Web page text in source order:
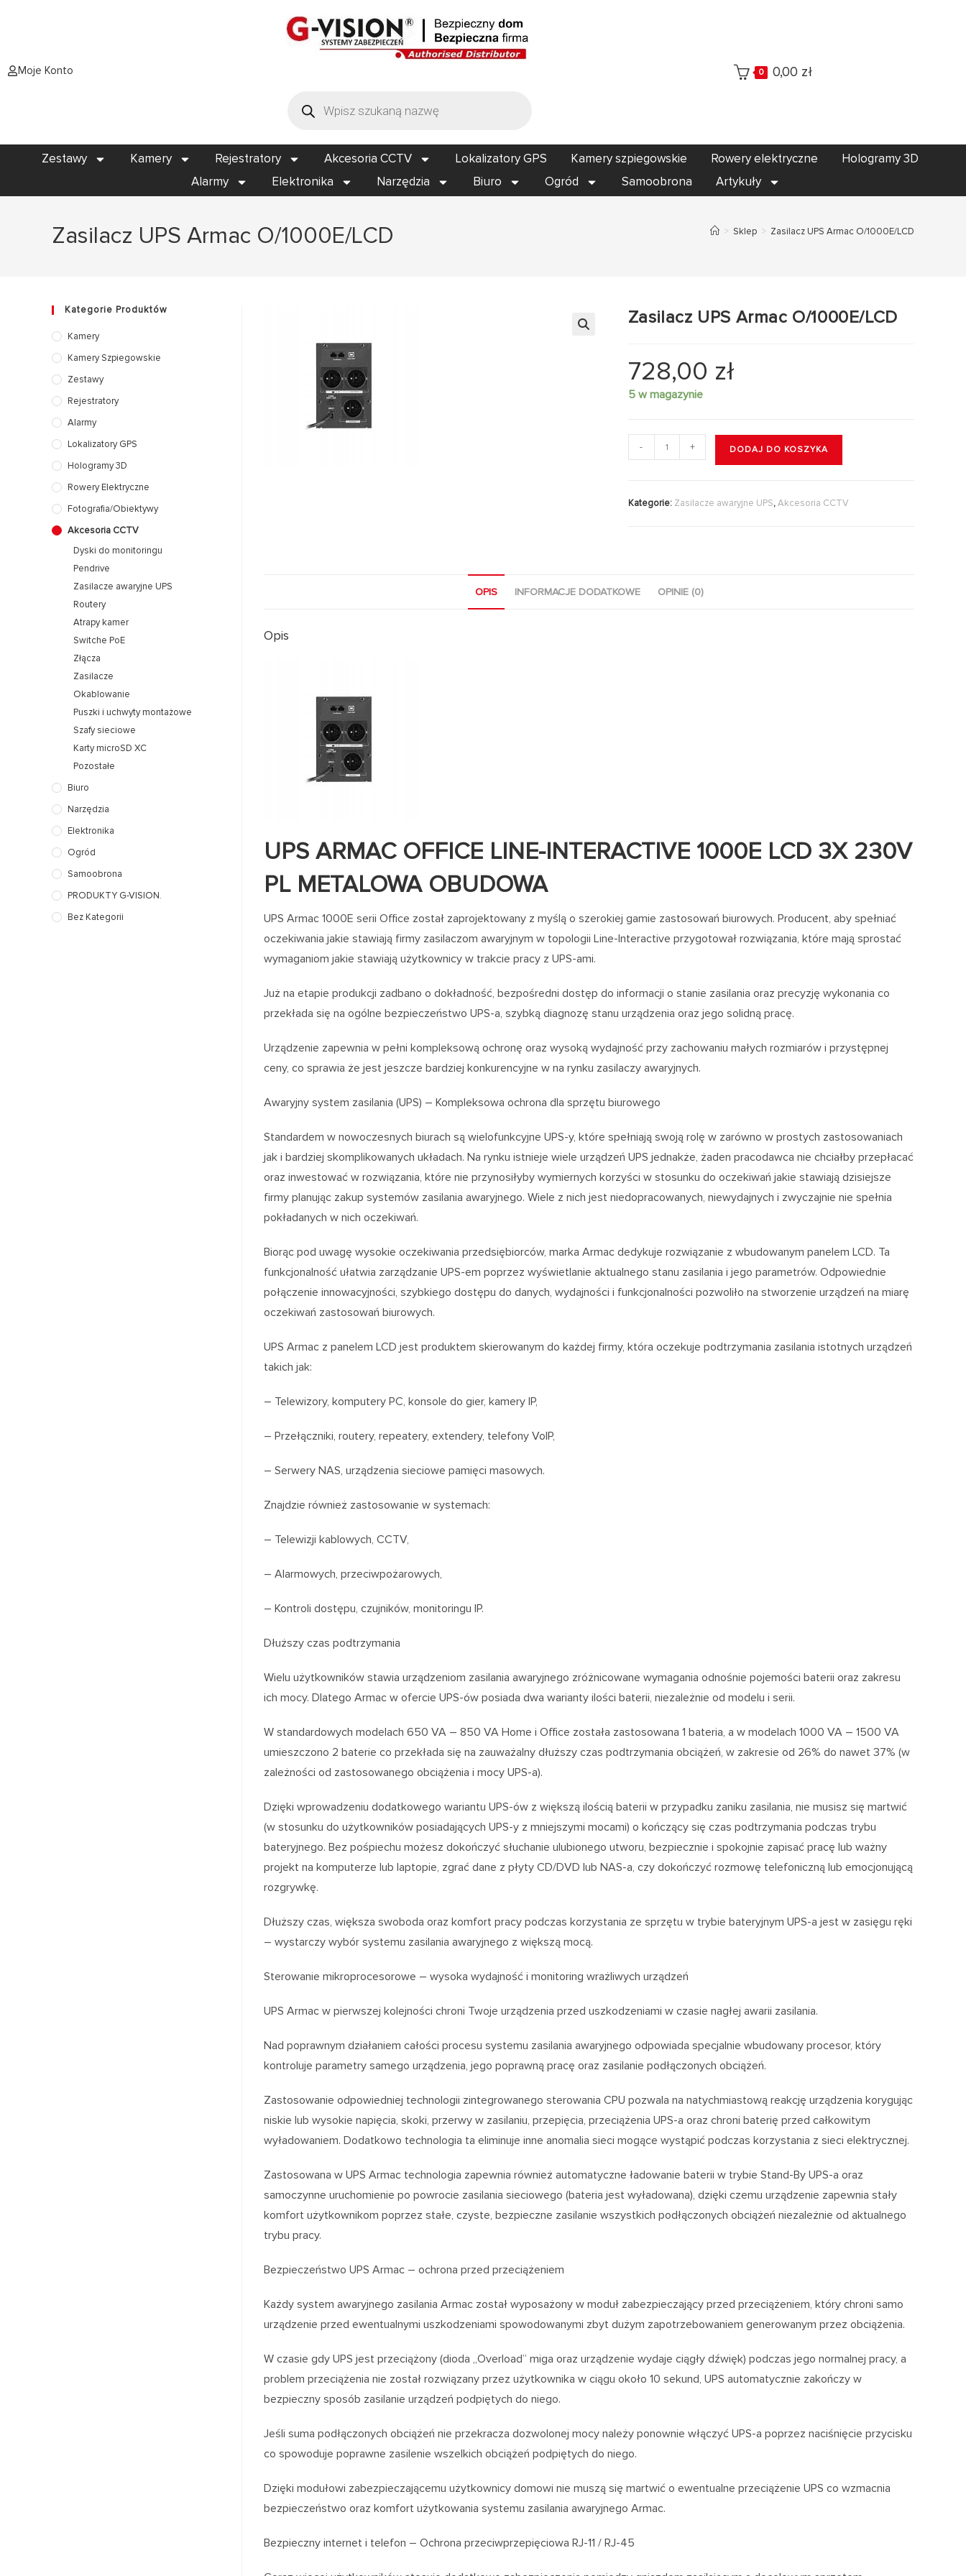
Moje Konto 0 0,00 zł
Zestawy Kamery Rejestratory Akcesoria CCTV Lokalizatory GPS Kamery szpiegowskie Rowery elektryczne
Hologramy 3D
Alarmy
Elektronika Narzędzia Biuro Ogród Samoobrona Artykuły
Zasilacz UPS Armac O/1000E/LCD > Sklep > Zasilacz UPS Armac O/1000E/LCD
Zasilacz UPS Armac O/1000E/LCD
728,00 zł
5 w magazynie
- + DODAJ DO KOSZYKA
Kategorie: Zasilacze awaryjne UPS,Akcesoria CCTV
OPIS INFORMACJE DODATKOWE OPINIE (0)
Opis
UPS ARMAC OFFICE LINE-INTERACTIVE 1000E LCD 3X 230V
PL METALOWA OBUDOWA
UPS Armac 1000E serii Office został zaprojektowany z myślą o szerokiej gamie zastosowań biurowych. Producent, aby spełniać
oczekiwania jakie stawiają firmy zasilaczom awaryjnym w topologii Line-Interactive przygotował rozwiązania, które mają sprostać
wymaganiom jakie stawiają użytkownicy w trakcie pracy z UPS-ami.
Już na etapie produkcji zadbano o dokładność, bezpośredni dostęp do informacji o stanie zasilania oraz precyzję wykonania co
przekłada się na ogólne bezpieczeństwo UPS-a, szybką diagnozę stanu urządzenia oraz jego solidną pracę.
Urządzenie zapewnia w pełni kompleksową ochronę oraz wysoką wydajność przy zachowaniu małych rozmiarów i przystępnej
ceny, co sprawia że jest jeszcze bardziej konkurencyjne w na rynku zasilaczy awaryjnych.
Awaryjny system zasilania (UPS) – Kompleksowa ochrona dla sprzętu biurowego
Standardem w nowoczesnych biurach są wielofunkcyjne UPS-y, które spełniają swoją rolę w zarówno w prostych zastosowaniach
jak i bardziej skomplikowanych układach. Na rynku istnieje wiele urządzeń UPS jednakże, żaden pracodawca nie chciałby przepłacać
oraz inwestować w rozwiązania, które nie przynosiłyby wymiernych korzyści w stosunku do oczekiwań jakie stawiają dzisiejsze
firmy planując zakup systemów zasilania awaryjnego. Wiele z nich jest niedopracowanych, niewydajnych i zwyczajnie nie spełnia
pokładanych w nich oczekiwań.
Biorąc pod uwagę wysokie oczekiwania przedsiębiorców, marka Armac dedykuje rozwiązanie z wbudowanym panelem LCD. Ta
funkcjonalność ułatwia zarządzanie UPS-em poprzez wyświetlanie aktualnego stanu zasilania i jego parametrów. Odpowiednie
połączenie innowacyjności, szybkiego dostępu do danych, wydajności i funkcjonalności pozwoliło na stworzenie urządzeń na miarę
oczekiwań zastosowań biurowych.
UPS Armac z panelem LCD jest produktem skierowanym do każdej firmy, która oczekuje podtrzymania zasilania istotnych urządzeń
takich jak:
– Telewizory, komputery PC, konsole do gier, kamery IP,
– Przełączniki, routery, repeatery, extendery, telefony VoIP,
– Serwery NAS, urządzenia sieciowe pamięci masowych.
Znajdzie również zastosowanie w systemach:
– Telewizji kablowych, CCTV,
– Alarmowych, przeciwpożarowych,
– Kontroli dostępu, czujników, monitoringu IP.
Dłuższy czas podtrzymania
Wielu użytkowników stawia urządzeniom zasilania awaryjnego zróżnicowane wymagania odnośnie pojemości baterii oraz zakresu
ich mocy. Dlatego Armac w ofercie UPS-ów posiada dwa warianty ilości baterii, niezależnie od modelu i serii.
W standardowych modelach 650 VA – 850 VA Home i Office została zastosowana 1 bateria, a w modelach 1000 VA – 1500 VA
umieszczono 2 baterie co przekłada się na zauważalny dłuższy czas podtrzymania obciążeń, w zakresie od 26% do nawet 37% (w
zależności od zastosowanego obciążenia i mocy UPS-a).
Dzięki wprowadzeniu dodatkowego wariantu UPS-ów z większą ilością baterii w przypadku zaniku zasilania, nie musisz się martwić
(w stosunku do użytkowników posiadających UPS-y z mniejszymi mocami) o kończący się czas podtrzymania podczas trybu
bateryjnego. Bez pośpiechu możesz dokończyć słuchanie ulubionego utworu, bezpiecznie i spokojnie zapisać pracę lub ważny
projekt na komputerze lub laptopie, zgrać dane z płyty CD/DVD lub NAS-a, czy dokończyć rozmowę telefoniczną lub emocjonującą
rozgrywkę.
Dłuższy czas, większa swoboda oraz komfort pracy podczas korzystania ze sprzętu w trybie bateryjnym UPS-a jest w zasięgu ręki
– wystarczy wybór systemu zasilania awaryjnego z większą mocą.
Sterowanie mikroprocesorowe – wysoka wydajność i monitoring wrażliwych urządzeń
UPS Armac w pierwszej kolejności chroni Twoje urządzenia przed uszkodzeniami w czasie nagłej awarii zasilania.
Nad poprawnym działaniem całości procesu systemu zasilania awaryjnego odpowiada specjalnie wbudowany procesor, który
kontroluje parametry samego urządzenia, jego poprawną pracę oraz zasilanie podłączonych obciążeń.
Zastosowanie odpowiedniej technologii zintegrowanego sterowania CPU pozwala na natychmiastową reakcję urządzenia korygując
niskie lub wysokie napięcia, skoki, przerwy w zasilaniu, przepięcia, przeciążenia UPS-a oraz chroni baterię przed całkowitym
wyładowaniem. Dodatkowo technologia ta eliminuje inne anomalia sieci mogące wystąpić podczas korzystania z sieci elektrycznej.
Zastosowana w UPS Armac technologia zapewnia również automatyczne ładowanie baterii w trybie Stand-By UPS-a oraz
samoczynne uruchomienie po powrocie zasilania sieciowego (bateria jest wyładowana), dzięki czemu urządzenie zapewnia stały
komfort użytkownikom poprzez stałe, czyste, bezpieczne zasilanie wszystkich podłączonych obciążeń niezależnie od aktualnego
trybu pracy.
Bezpieczeństwo UPS Armac – ochrona przed przeciążeniem
Każdy system awaryjnego zasilania Armac został wyposażony w moduł zabezpieczający przed przeciążeniem, który chroni samo
urządzenie przed ewentualnymi uszkodzeniami spowodowanymi zbyt dużym zapotrzebowaniem generowanym przez obciążenia.
W czasie gdy UPS jest przeciążony (dioda ,,Overload” miga oraz urządzenie wydaje ciągły dźwięk) podczas jego normalnej pracy, a
problem przeciążenia nie został rozwiązany przez użytkownika w ciągu około 10 sekund, UPS automatycznie zakończy w
bezpieczny sposób zasilanie urządzeń podpiętych do niego.
Jeśli suma podłączonych obciążeń nie przekracza dozwolonej mocy należy ponownie włączyć UPS-a poprzez naciśnięcie przycisku
co spowoduje poprawne zasilenie wszelkich obciążeń podpiętych do niego.
Dzięki modułowi zabezpieczającemu użytkownicy domowi nie muszą się martwić o ewentualne przeciążenie UPS co wzmacnia
bezpieczeństwo oraz komfort użytkowania systemu zasilania awaryjnego Armac.
Bezpieczny internet i telefon – Ochrona przeciwprzepięciowa RJ-11 / RJ-45
Kategorie Produktów
Kamery
Kamery Szpiegowskie
Zestawy
Rejestratory
Alarmy
Lokalizatory GPS
Hologramy 3D
Rowery Elektryczne
Fotografia/Obiektywy
Akcesoria CCTV
Dyski do monitoringu
Pendrive
Zasilacze awaryjne UPS
Routery
Atrapy kamer
Switche PoE
Złącza
Zasilacze
Okablowanie
Puszki i uchwyty montażowe
Szafy sieciowe
Karty microSD XC
Pozostałe
Biuro
Narzędzia
Elektronika
Ogród
Samoobrona
PRODUKTY G-VISION.
Bez Kategorii